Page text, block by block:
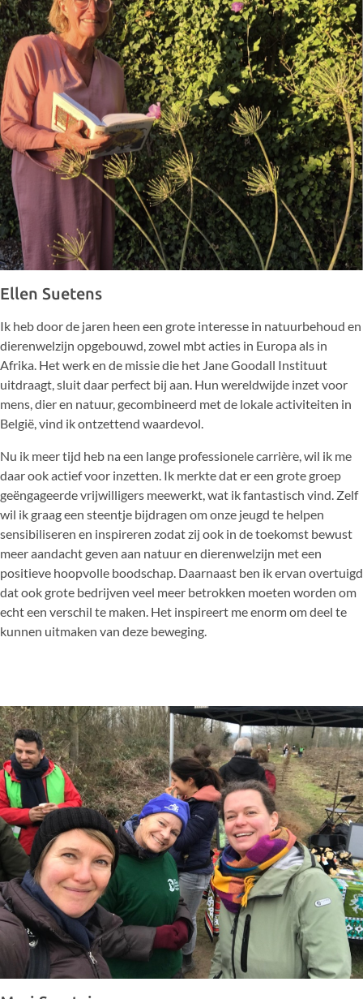
Ellen Suetens
Ik heb door de jaren heen een grote interesse in natuurbehoud en
dierenwelzijn opgebouwd, zowel mbt acties in Europa als in
Afrika. Het werk en de missie die het Jane Goodall Instituut
uitdraagt, sluit daar perfect bij aan. Hun wereldwijde inzet voor
mens, dier en natuur, gecombineerd met de lokale activiteiten in
België, vind ik ontzettend waardevol.
Nu ik meer tijd heb na een lange professionele carrière, wil ik me
daar ook actief voor inzetten. Ik merkte dat er een grote groep
geëngageerde vrijwilligers meewerkt, wat ik fantastisch vind. Zelf
wil ik graag een steentje bijdragen om onze jeugd te helpen
sensibiliseren en inspireren zodat zij ook in de toekomst bewust
meer aandacht geven aan natuur en dierenwelzijn met een
positieve hoopvolle boodschap. Daarnaast ben ik ervan overtuigd
dat ook grote bedrijven veel meer betrokken moeten worden om
echt een verschil te maken. Het inspireert me enorm om deel te
kunnen uitmaken van deze beweging.